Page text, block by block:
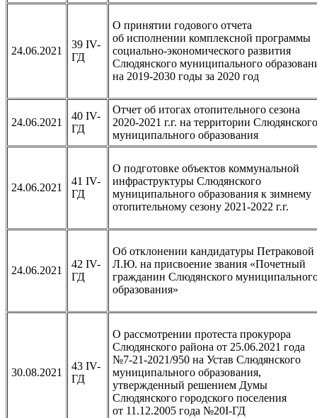
24.06.2021
39 IV-
ГД
О принятии годового отчета
об исполнении комплексной программы
социально-экономического развития
Слюдянского муниципального
на 2019-2030 годы за 2020 год
24.06.2021
40 IV-
ГД
Отчет об итогах отопительного сезона
2020-2021 г.г. на территории Слюдянского
муниципального образования
24.06.2021
41 IV-
ГД
О подготовке объектов коммунальной
инфраструктуры Слюдянского
муниципального образования к зимнему
отопительному сезону 2021-2022 г.г.
24.06.2021
42 IV-
ГД
Об отклонении кандидатуры Петраковой
Л.Ю. на присвоение звания «Почетный
гражданин Слюдянского
образования»
30.08.2021
43 IV-
ГД
О рассмотрении протеста прокурора
Слюдянского района от 25.06.2021 года
№7-21-2021/950 на Устав Слюдянского
муниципального образования,
утвержденный решением Думы
Слюдянского городского поселения
от 11.12.2005 года №20I-ГД